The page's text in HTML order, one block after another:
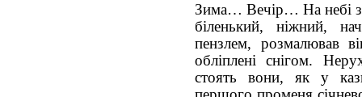
Зима… Вечір… На небі
біленький, ніжний,
пензлем, розмалював
обліплені снігом.
стоять вони, як у